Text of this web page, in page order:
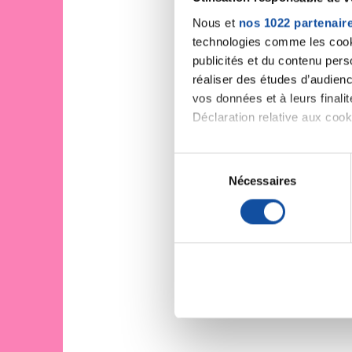
Nous et nos 1022
technologies comme les
publicités et du contenu
réaliser des études
vos données et à leurs
Déclaration relative aux
Si vous le permettez, nous
Collecter des
digitales).
Pour en savoir plus sur le
. Vous pouvez
n
Nécessaires